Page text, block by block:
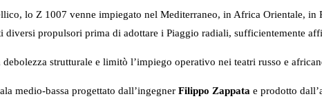
lo Z 1007 venne impiegato nel Mediterraneo, in Africa Orientale,
propulsori prima di adottare i Piaggio radiali, sufficientemente
strutturale e limitò l’impiego operativo nei teatri russo e
medio-bassa progettato dall’ingegner Filippo Zappata e prodotto